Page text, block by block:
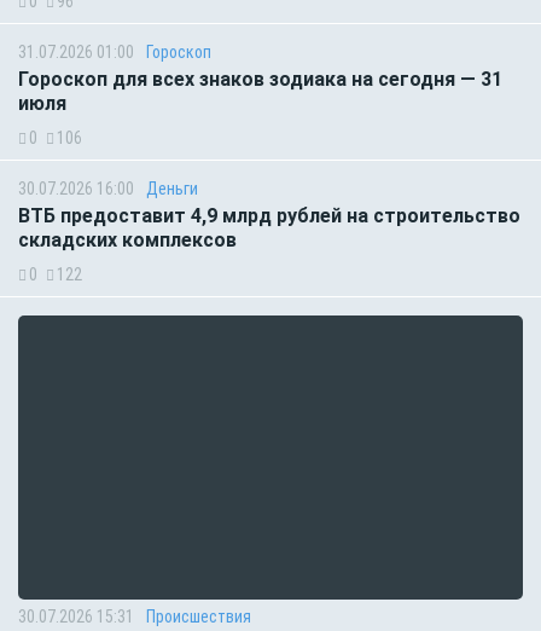
31.07.2026 01:00 Гороскоп
Гороскоп для всех знаков зодиака на сегодня — 31
июля
0 106
30.07.2026 16:00 Деньги
ВТБ предоставит 4,9 млрд рублей на строительство
складских комплексов
0 122
30.07.2026 15:31 Происшествия